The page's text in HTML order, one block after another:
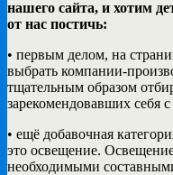
нашего сайта, и хотим
от нас постичь:
• первым делом, на
выбрать компании-
тщательным образом
зарекомендовавших себя
• ещё добавочная
это освещение.
необходимыми